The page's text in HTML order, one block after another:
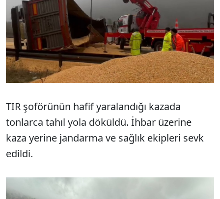
TIR şoförünün hafif yaralandığı kazada
tonlarca tahıl yola döküldü. İhbar üzerine
kaza yerine jandarma ve sağlık ekipleri sevk
edildi.